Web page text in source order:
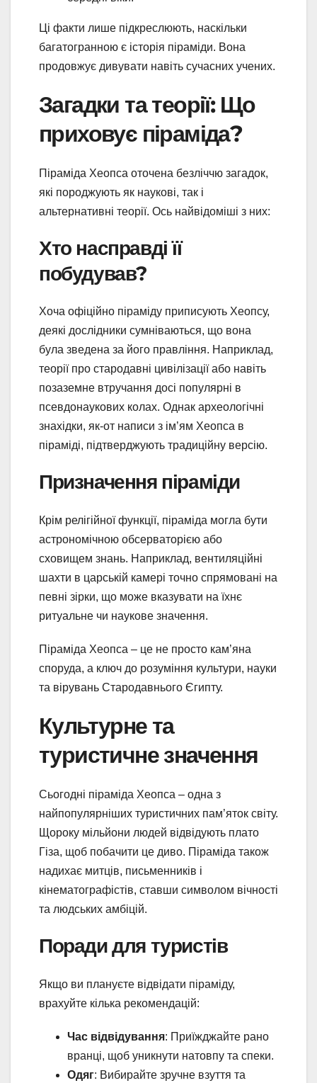
Ці факти лише підкреслюють, наскільки
багатогранною є історія піраміди. Вона
продовжує дивувати навіть сучасних учених.
Загадки та теорії: Що
приховує піраміда?
Піраміда Хеопса оточена безліччю загадок,
які породжують як наукові, так і
альтернативні теорії. Ось найвідоміші з них:
Хто насправді її
побудував?
Хоча офіційно піраміду приписують Хеопсу,
деякі дослідники сумніваються, що вона
була зведена за його правління. Наприклад,
теорії про стародавні цивілізації або навіть
позаземне втручання досі популярні в
псевдонаукових колах. Однак археологічні
знахідки, як-от написи з ім’ям Хеопса в
піраміді, підтверджують традиційну версію.
Призначення піраміди
Крім релігійної функції, піраміда могла бути
астрономічною обсерваторією або
сховищем знань. Наприклад, вентиляційні
шахти в царській камері точно спрямовані на
певні зірки, що може вказувати на їхнє
ритуальне чи наукове значення.
Піраміда Хеопса – це не просто кам’яна
споруда, а ключ до розуміння культури, науки
та вірувань Стародавнього Єгипту.
Культурне та
туристичне значення
Сьогодні піраміда Хеопса – одна з
найпопулярніших туристичних пам’яток світу.
Щороку мільйони людей відвідують плато
Гіза, щоб побачити це диво. Піраміда також
надихає митців, письменників і
кінематографістів, ставши символом вічності
та людських амбіцій.
Поради для туристів
Якщо ви плануєте відвідати піраміду,
врахуйте кілька рекомендацій:
Час відвідування: Приїжджайте рано
вранці, щоб уникнути натовпу та спеки.
Одяг: Вибирайте зручне взуття та